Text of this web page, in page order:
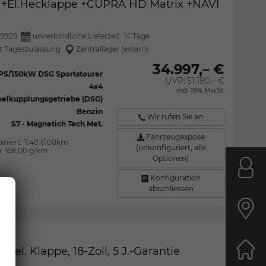
+CUPRA HD Matrix +NAVI
unverbindliche Lieferzeit: 14 Tage
Zentrallager (extern)
150kW DSG Sportstourer
4x4
(DSG)
Benzin
S7 - Magnetich Tech Met.
7,40 l/100km
168,00 g/km
34.997,– €
UVP:51.180,– €
incl. 19% MwSt.
Wir rufen Sie an
Fahrzeugexpose
(unkonfiguriert, alle
Optionen)
Konfiguration
abschliessen
el. Klappe, 18-Zoll, 5 J.-Garantie